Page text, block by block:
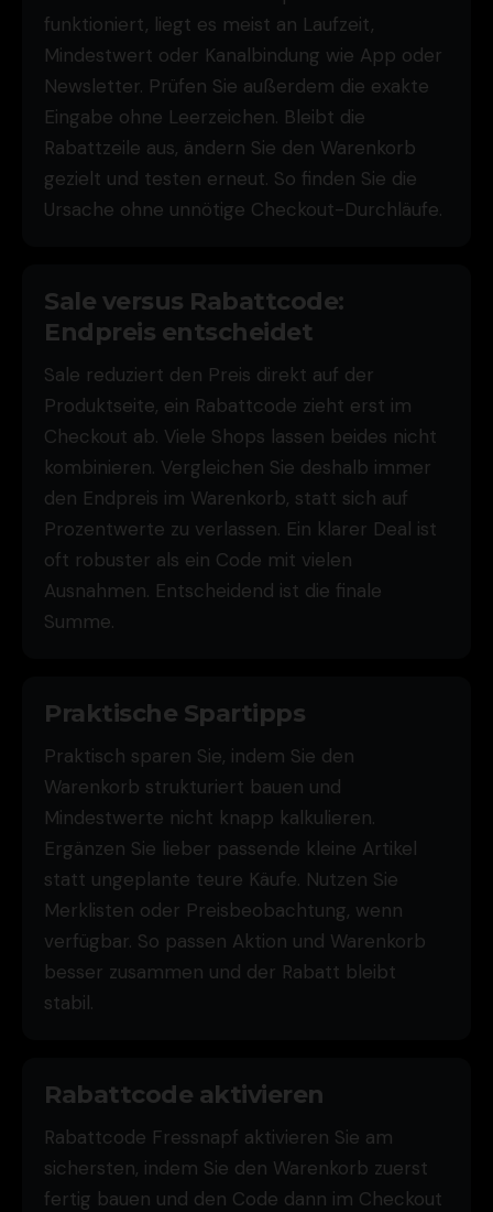
funktioniert, liegt es meist an Laufzeit,
Mindestwert oder Kanalbindung wie App oder
Newsletter. Prüfen Sie außerdem die exakte
Eingabe ohne Leerzeichen. Bleibt die
Rabattzeile aus, ändern Sie den Warenkorb
gezielt und testen erneut. So finden Sie die
Ursache ohne unnötige Checkout-Durchläufe.
Sale versus Rabattcode:
Endpreis entscheidet
Sale reduziert den Preis direkt auf der
Produktseite, ein Rabattcode zieht erst im
Checkout ab. Viele Shops lassen beides nicht
kombinieren. Vergleichen Sie deshalb immer
den Endpreis im Warenkorb, statt sich auf
Prozentwerte zu verlassen. Ein klarer Deal ist
oft robuster als ein Code mit vielen
Ausnahmen. Entscheidend ist die finale
Summe.
Praktische Spartipps
Praktisch sparen Sie, indem Sie den
Warenkorb strukturiert bauen und
Mindestwerte nicht knapp kalkulieren.
Ergänzen Sie lieber passende kleine Artikel
statt ungeplante teure Käufe. Nutzen Sie
Merklisten oder Preisbeobachtung, wenn
verfügbar. So passen Aktion und Warenkorb
besser zusammen und der Rabatt bleibt
stabil.
Rabattcode aktivieren
Rabattcode Fressnapf aktivieren Sie am
sichersten, indem Sie den Warenkorb zuerst
fertig bauen und den Code dann im Checkout